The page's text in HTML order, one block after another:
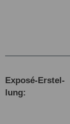
Ex­posé-Er­stel­
lung: